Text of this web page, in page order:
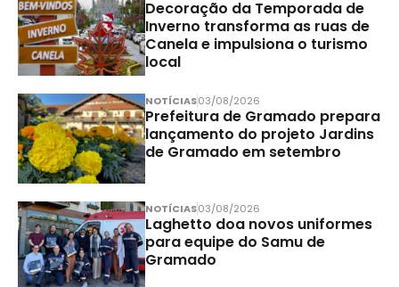
Decoração da Temporada de
Inverno transforma as ruas de
Canela e impulsiona o turismo
local
NOTÍCIAS03/08/2026
Prefeitura de Gramado prepara
lançamento do projeto Jardins
de Gramado em setembro
NOTÍCIAS03/08/2026
Laghetto doa novos uniformes
para equipe do Samu de
Gramado